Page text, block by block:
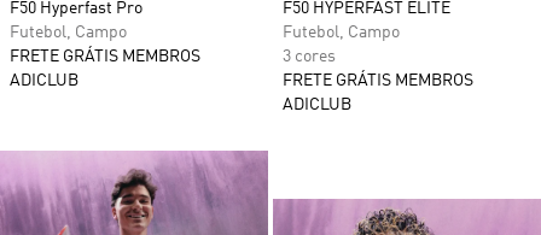
F50 Hyperfast Pro
Futebol, Campo
FRETE GRÁTIS MEMBROS
ADICLUB
F50 HYPERFAST ELITE
Futebol, Campo
3 cores
FRETE GRÁTIS MEMBROS
ADICLUB